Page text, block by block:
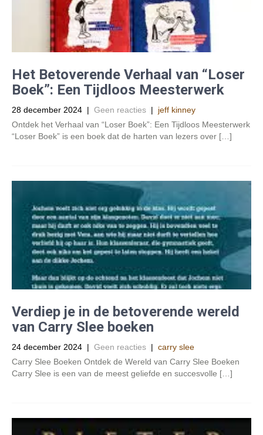
Het Betoverende Verhaal van “Loser
Boek”: Een Tijdloos Meesterwerk
28 december 2024 | Geen reacties | jeff kinney
Ontdek het Verhaal van “Loser Boek”: Een Tijdloos Meesterwerk
“Loser Boek” is een boek dat de harten van lezers over […]
Verdiep je in de betoverende wereld
van Carry Slee boeken
24 december 2024 | Geen reacties | carry slee
Carry Slee Boeken Ontdek de Wereld van Carry Slee Boeken
Carry Slee is een van de meest geliefde en succesvolle […]